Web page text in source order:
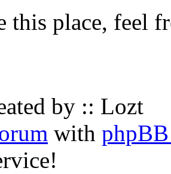
place, feel
by :: Lozt
with